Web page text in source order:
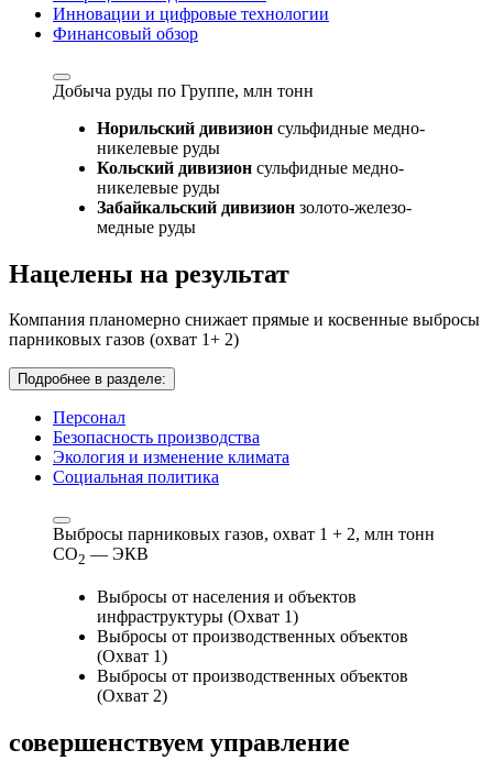
Инновации и цифровые технологии
Финансовый обзор
Добыча руды по Группе, млн тонн
Норильский дивизион сульфидные медно-
никелевые руды
Кольский дивизион сульфидные медно-
никелевые руды
Забайкальский дивизион золото-железо-
медные руды
Нацелены на результат
Компания планомерно снижает прямые и косвенные выбросы
парниковых газов (охват 1+ 2)
Подробнее в разделе:
Персонал
Безопасность производства
Экология и изменение климата
Социальная политика
Выбросы парниковых газов, охват 1 + 2, млн тонн
СО2 — ЭКВ
Выбросы от населения и объектов
инфраструктуры (Охват 1)
Выбросы от производственных объектов
(Охват 1)
Выбросы от производственных объектов
(Охват 2)
совершенствуем управление